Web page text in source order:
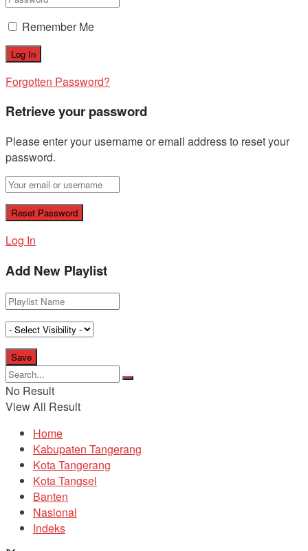
Remember Me
Forgotten Password?
Retrieve your password
Please enter your username or email address to reset your
password.
Log In
Add New Playlist
No Result
View All Result
Home
Kabupaten Tangerang
Kota Tangerang
Kota Tangsel
Banten
Nasional
Indeks